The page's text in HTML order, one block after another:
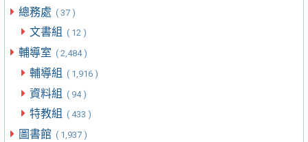
總務處 ( 37 )
文書組 ( 12 )
輔導室 ( 2,484 )
輔導組 ( 1,916 )
資料組 ( 94 )
特教組 ( 433 )
圖書館 ( 1,937 )